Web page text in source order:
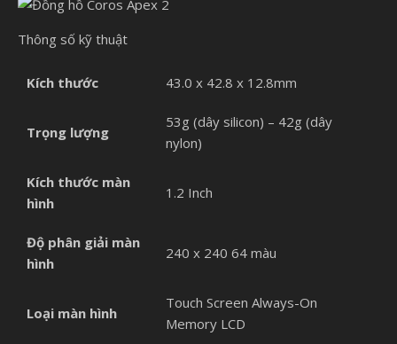
Thông số kỹ thuật
Kích thước 43.0 x 42.8 x 12.8mm
Trọng lượng
53g (dây silicon) – 42g (dây
nylon)
Kích thước màn
hình
1.2 Inch
Độ phân giải màn
hình
240 x 240 64 màu
Loại màn hình
Touch Screen Always-On
Memory LCD